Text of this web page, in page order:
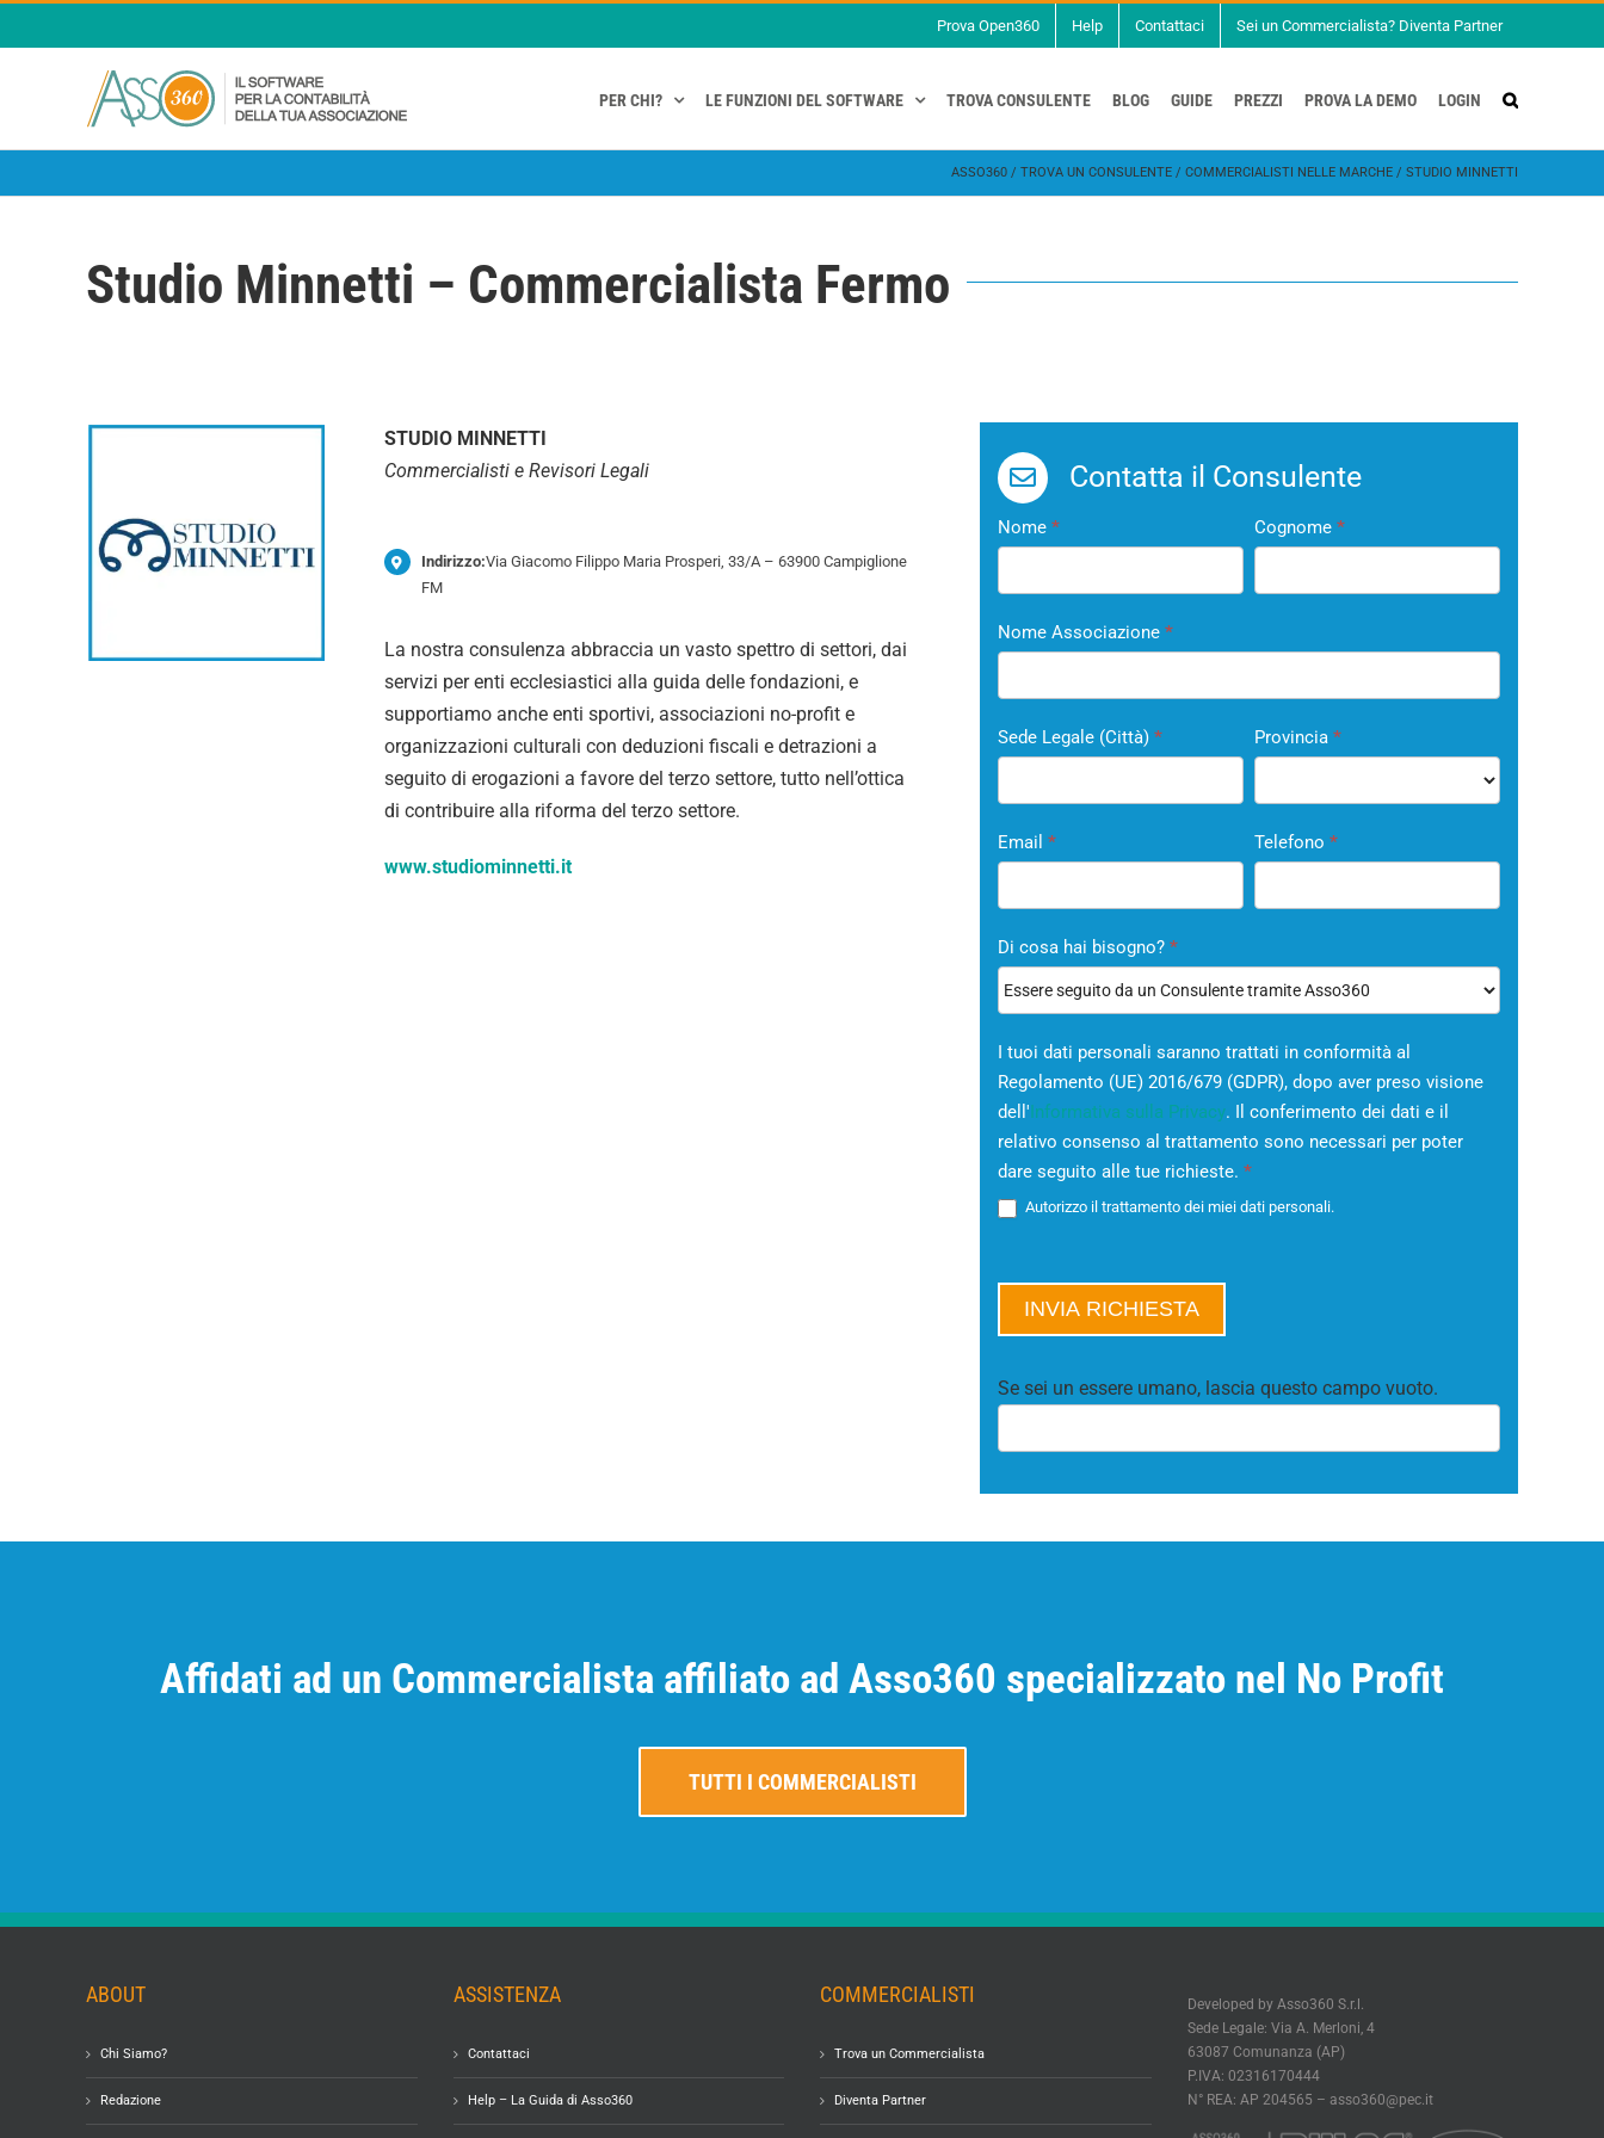
al
Prova Open360 Help Contattaci Sei un Commercialista? Diventa Partner
PER CHI? LE FUNZIONI DEL SOFTWARE TROVA CONSULENTE BLOG GUIDE PREZZI PROVA LA DEMO LOGIN
ASSO360 / TROVA UN CONSULENTE / COMMERCIALISTI NELLE MARCHE / STUDIO MINNETTI
Studio Minnetti – Commercialista Fermo
STUDIO MINNETTI
Commercialisti e Revisori Legali
Indirizzo:Via Giacomo Filippo Maria Prosperi, 33/A – 63900 Campiglione
FM
La nostra consulenza abbraccia un vasto spettro di settori, dai
servizi per enti ecclesiastici alla guida delle fondazioni, e
supportiamo anche enti sportivi, associazioni no-profit e
organizzazioni culturali con deduzioni fiscali e detrazioni a
seguito di erogazioni a favore del terzo settore, tutto nell’ottica
di contribuire alla riforma del terzo settore.
www.studiominnetti.it
Contatta il Consulente
Contatta
Consulente
Nome * Cognome *
Nome Associazione *
Sede Legale (Città) * Provincia *
Email * Telefono *
Di cosa hai bisogno? *
I tuoi dati personali saranno trattati in conformità al
Regolamento (UE) 2016/679 (GDPR), dopo aver preso visione
dell'Informativa sulla Privacy. Il conferimento dei dati e il
relativo consenso al trattamento sono necessari per poter
dare seguito alle tue richieste. *
Autorizzo il trattamento dei miei dati personali.
INVIA RICHIESTA
Se sei un essere umano, lascia questo campo vuoto.
Affidati ad un Commercialista affiliato ad Asso360 specializzato nel No Profit
TUTTI I COMMERCIALISTI
ABOUT
Chi Siamo?
Redazione
ASSISTENZA
Contattaci
Help – La Guida di Asso360
COMMERCIALISTI
Trova un Commercialista
Diventa Partner
Developed by Asso360 S.r.l.
Sede Legale: Via A. Merloni, 4
63087 Comunanza (AP)
P.IVA: 02316170444
N° REA: AP 204565 – asso360@pec.it